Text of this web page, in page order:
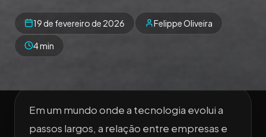
19 de fevereiro de 2026 Felippe Oliveira
4 min
Em um mundo onde a tecnologia evolui a
passos largos, a relação entre empresas e